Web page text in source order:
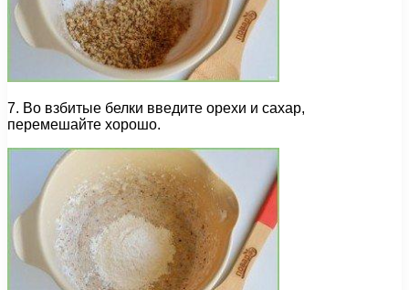
7. Во взбитые белки введите орехи и сахар,
перемешайте хорошо.